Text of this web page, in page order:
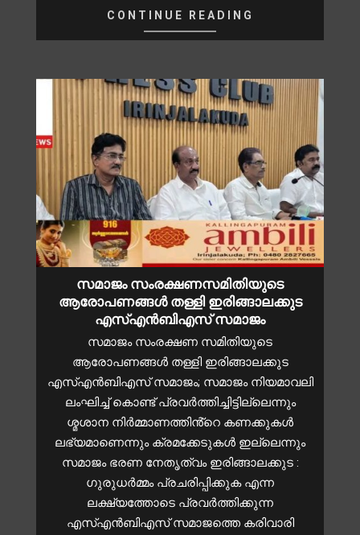
CONTINUE READING
സമാജം സംരക്ഷണസമിതിയുടെ
ആരോപണങ്ങൾ തള്ളി ഇരിങ്ങാലക്കുട
എസ്എൻബിഎസ് സമാജം
സമാജം സംരക്ഷണ സമിതിയുടെ
ആരോപണങ്ങൾ തള്ളി ഇരിങ്ങാലക്കുട
എസ്എൻബിഎസ് സമാജം; സമാജം നിയമാവലി
ലംഘിച്ച് കൊണ്ട് പ്രവർത്തിച്ചിട്ടില്ലെന്നും
ശ്മശാന നിർമ്മാണത്തിൻ്റെ കണക്കുകൾ
ലഭ്യമാണെന്നും ക്രമക്കേടുകൾ ഇല്ലെന്നും
സമാജം ഭരണ നേതൃത്വം ഇരിങ്ങാലക്കുട :
ഗുരുധർമ്മം പ്രചരിപ്പിക്കുക എന്ന
ലക്ഷ്യത്തോടെ പ്രവർത്തിക്കുന്ന
എസ്എൻബിഎസ് സമാജത്തെ കരിവാരി